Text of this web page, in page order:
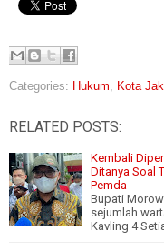
Categories: Hukum, Kota
RELATED POSTS:
Kembali
Ditanya Soal
Pemda
Bupati
sejumlah
Kavling 4